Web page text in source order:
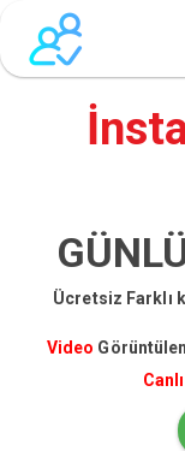
Ücretsiz Farklı
Video